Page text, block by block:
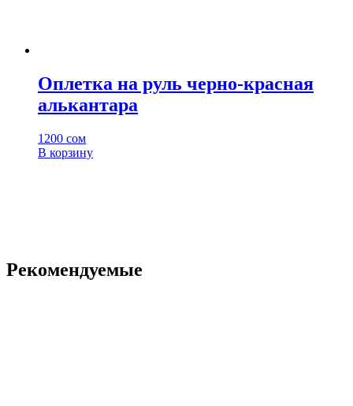
Оплетка на руль черно-красная
алькантара
1200 сом
В корзину
Рекомендуемые